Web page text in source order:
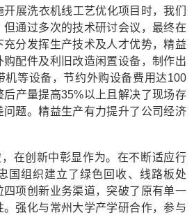
开展洗衣机线工艺优化项目时，我们
通过多次的技术研讨会议，最终在
分发挥生产技术及人才优势，精益
配件及利旧改造闲置设备，制作出
机等设备，节约外购设备费用达100
产量提高35%以上且解决了现场存
题。精益生产有力提升了公司经济
在创新中彰显作为。在不断适应行
国组织建立了绿色回收、线路板处
项创新业务渠道，突破了原有单一
强化与常州大学产学研合作，参与